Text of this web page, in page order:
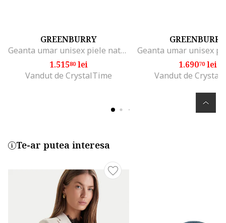
GREENBURRY
Geanta umar unisex piele naturala maro antichizat 39 x 31 cm, Vintage,
1.51580lei
Vandut de CrystalTime
GREENBURRY
1.69070lei
Vandut de
Te-ar putea interesa